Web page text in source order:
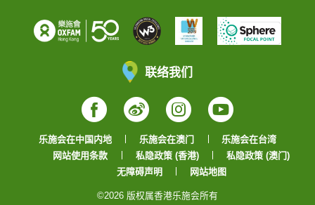
联络我们
Facebook
WeiboInstagram
YouTube
乐施会在中国内地 乐施会在澳门
乐施会在台湾
网站使用条款
私隐政策 (香港)
私隐政策 (澳门)
无障碍声明
网站地图
©2026 版权属香港乐施会所有